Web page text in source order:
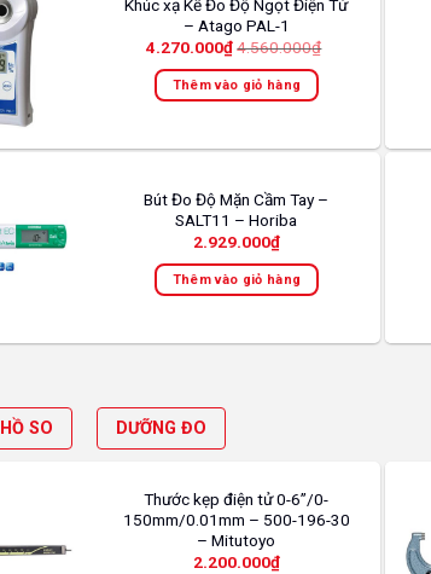
tùy
chọn
có
thể
chọn
trang
sản
phẩm
Khúc xạ Kế Đo Độ Ngọt Điện Tử
– Atago PAL-1
4.270.000₫ 4.560.000₫
Thêm vào giỏ hàng
Bút Đo Độ Mặn Cầm Tay –
SALT11 – Horiba
2.929.000₫
Thêm vào giỏ hàng
SO DƯỠNG ĐO
Thước kẹp điện tử 0-6”/0-
150mm/0.01mm – 500-196-30
– Mitutoyo
2.200.000₫